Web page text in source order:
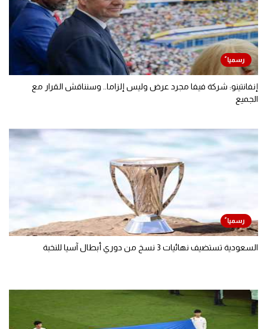
إنفانتينو: شركة فيفا مجرد عرض وليس إلزاما.. وسنناقش القرار مع
الجميع
السعودية تستضيف نهائيات 3 نسخ من دوري أبطال آسيا للنخبة